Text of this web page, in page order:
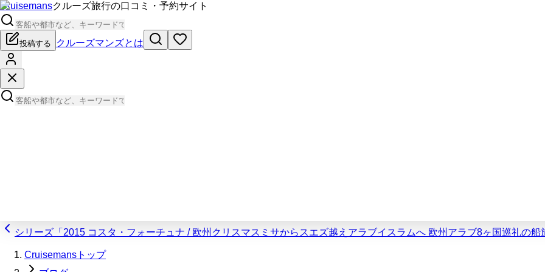
Cruisemansクルーズ旅行の口コミ・予約サイト
投稿する クルーズマンズとは
シリーズ「2015 コスタ・フォーチュナ / 欧州クリスマスミサからスエズ越えアラブイスラムへ 欧州アラブ8ヶ国巡礼の船
Cruisemansトップ